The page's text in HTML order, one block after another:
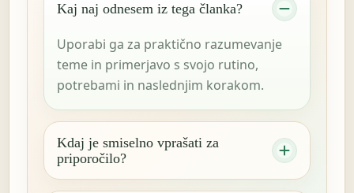
Kaj naj odnesem iz tega članka?
Uporabi ga za praktično razumevanje
teme in primerjavo s svojo rutino,
potrebami in naslednjim korakom.
Kdaj je smiselno vprašati za
priporočilo?